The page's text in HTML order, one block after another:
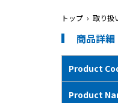
トップ › 取り扱
商品詳細
Product
Product